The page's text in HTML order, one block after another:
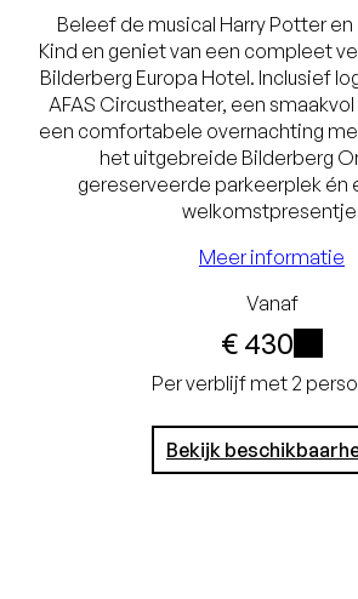
Beleef de musical Harry Potter
Kind en geniet van een compleet
Bilderberg Europa Hotel. Inclusief
AFAS Circustheater, een
een comfortabele overnachting
het uitgebreide Bilderberg
gereserveerde parkeerplek én
Meer informatie
Vanaf
€ 430
i
Kind
Kamerupgrade
beschikbaarheid)
Het Bilderberg
Ontbijt
Gereserveerde
parkeerplek
Per verblijf met 2
Bekijk